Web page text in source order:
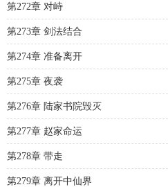
第272章 对峙
第273章 剑法结合
第274章 准备离开
第275章 夜袭
第276章 陆家书院毁灭
第277章 赵家命运
第278章 带走
第279章 离开中仙界